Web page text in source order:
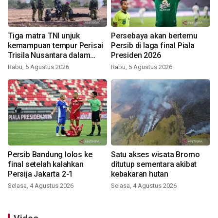
Tiga matra TNI unjuk
kemampuan tempur Perisai
Trisila Nusantara dalam
latihan di Kepri
Rabu, 5 Agustus 2026
Persebaya akan bertemu
Persib di laga final Piala
Presiden 2026
Rabu, 5 Agustus 2026
Persib Bandung lolos ke
final setelah kalahkan
Persija Jakarta 2-1
Selasa, 4 Agustus 2026
Satu akses wisata Bromo
ditutup sementara akibat
kebakaran hutan
Selasa, 4 Agustus 2026